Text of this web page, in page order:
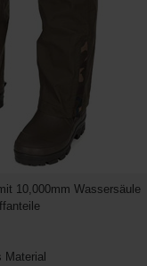
10,000mm Wassersäule
Material